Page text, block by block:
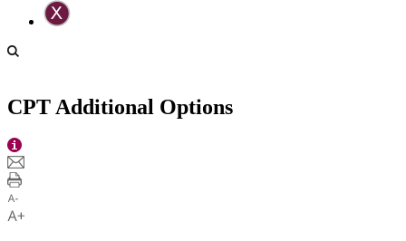
CPT Additional Options